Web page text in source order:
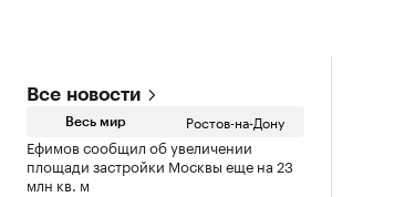
Все новости
Весь мир Ростов-на-Дону
Ефимов сообщил об увеличении
площади застройки Москвы еще на 23
млн кв. м